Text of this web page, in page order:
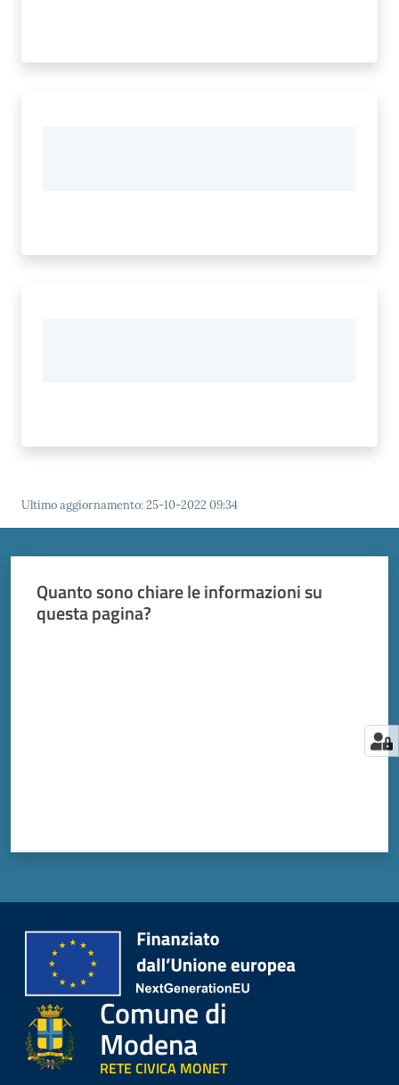
Ultimo aggiornamento:25-10-2022 09:34
Quanto sono chiare le informazioni su
questa pagina?
Comune di
Modena
RETE CIVICA MONET